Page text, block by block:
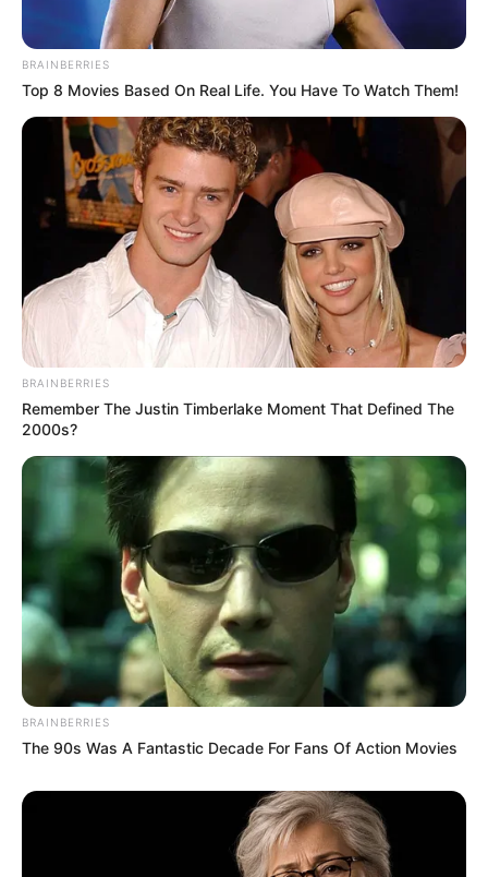
Elo7
Caixas surpresas com doces
Se sua mãe gosta de doces, você pode também
preparar uma surpresa com os chocolates e
petiscos que ela mais gosta a agradá-la ainda
BRAINBERRIES
Top 8 Movies Based On Real Life. You Have To Watch Them!
BRAINBERRIES
Remember The Justin Timberlake Moment That Defined The
2000s?
BRAINBERRIES
The 90s Was A Fantastic Decade For Fans Of Action Movies